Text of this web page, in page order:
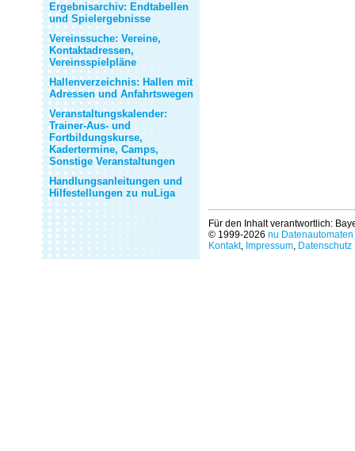
Ergebnisarchiv: Endtabellen
und Spielergebnisse
Vereinssuche: Vereine,
Kontaktadressen,
Vereinsspielpläne
Hallenverzeichnis: Hallen mit
Adressen und Anfahrtswegen
Veranstaltungskalender:
Trainer-Aus- und
Fortbildungskurse,
Kadertermine, Camps,
Sonstige Veranstaltungen
Handlungsanleitungen und
Hilfestellungen zu nuLiga
Für den Inhalt verantwortlich:
© 1999-2026 nu
Kontakt, Impressum, Datenschutz